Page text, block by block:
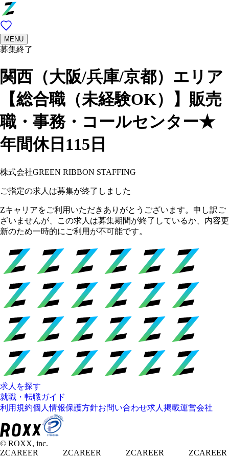
MENU
募集終了
関西（大阪/兵庫/京都）エリア
【総合職（未経験OK）】販売
職・事務・コールセンター★
年間休日115日
株式会社GREEN RIBBON STAFFING
ご指定の求人は募集が終了しました
Zキャリアをご利用いただきありがとうございます。申し訳ご
ざいませんが、この求人は募集期間が終了しているか、内容更
新のため一時的にご利用が不可能です。
求人を探す
就職・転職ガイド
利用規約個人情報保護方針お問い合わせ求人掲載運営会社
© ROXX, inc.
ZCAREER
ZCAREER ZCAREER ZCAREER